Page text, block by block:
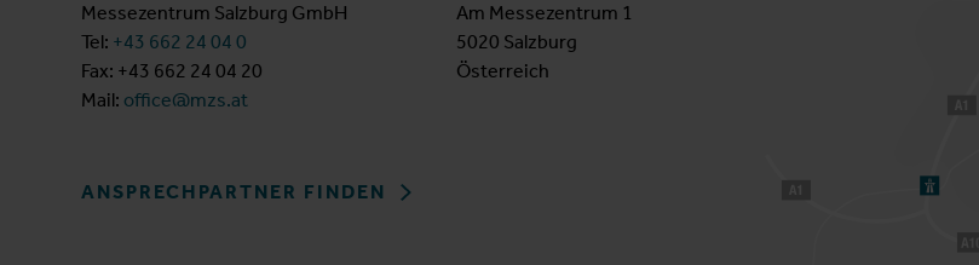
Messezentrum Salzburg GmbH
Tel: +43 662 24 04 0
Fax: +43 662 24 04 20
Mail: office@mzs.at
Am Messezentrum 1
5020 Salzburg
Österreich
ANSPRECHPARTNER FINDEN